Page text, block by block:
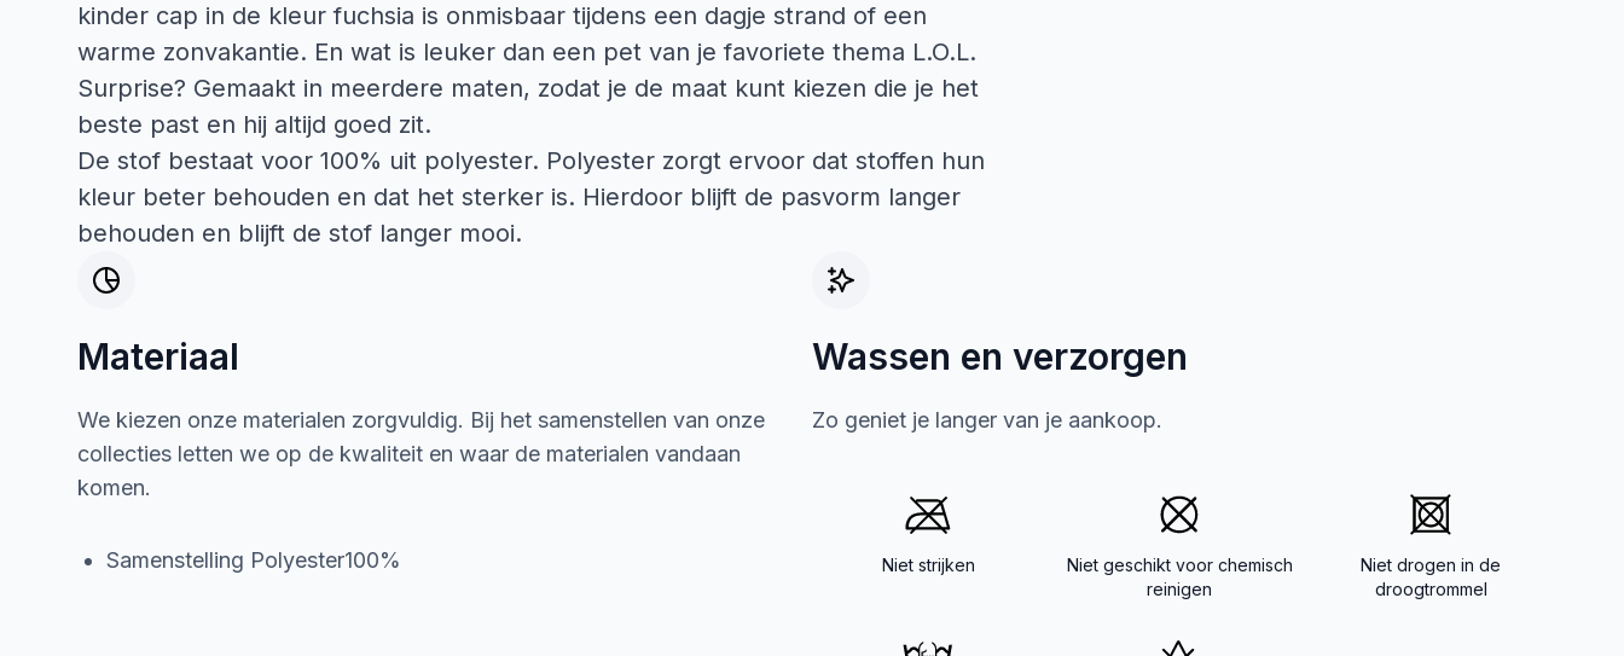
kinder cap in de kleur fuchsia is onmisbaar tijdens een dagje strand of een
warme zonvakantie. En wat is leuker dan een pet van je favoriete thema L.O.L.
Surprise? Gemaakt in meerdere maten, zodat je de maat kunt kiezen die je het
beste past en hij altijd goed zit.
De stof bestaat voor 100% uit polyester. Polyester zorgt ervoor dat stoffen hun
kleur beter behouden en dat het sterker is. Hierdoor blijft de pasvorm langer
behouden en blijft de stof langer mooi.
Materiaal
We kiezen onze materialen zorgvuldig. Bij het samenstellen van onze
collecties letten we op de kwaliteit en waar de materialen vandaan
komen.
Samenstelling Polyester100%
Wassen en verzorgen
Zo geniet je langer van je aankoop.
Niet strijken
Niet geschikt voor chemisch
reinigen
Niet drogen in de
droogtrommel